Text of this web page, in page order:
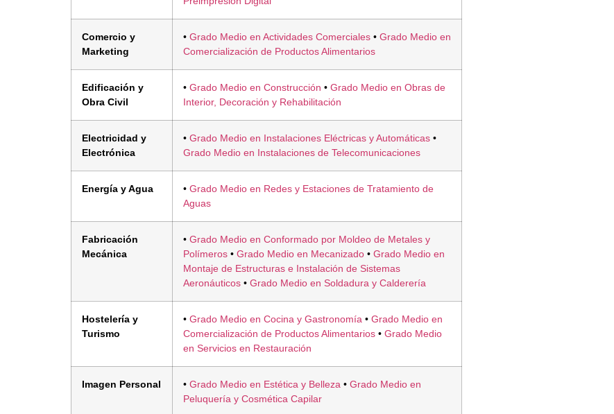
Comercio y
Marketing
• Grado Medio en Actividades Comerciales • Grado Medio en
Comercialización de Productos Alimentarios
Edificación y
Obra Civil
• Grado Medio en Construcción • Grado Medio en Obras de
Interior, Decoración y Rehabilitación
Electricidad y
Electrónica
• Grado Medio en Instalaciones Eléctricas y Automáticas •
Grado Medio en Instalaciones de Telecomunicaciones
Energía y Agua • Grado Medio en Redes y Estaciones de Tratamiento de
Aguas
Fabricación
Mecánica
• Grado Medio en Conformado por Moldeo de Metales y
Polímeros • Grado Medio en Mecanizado • Grado Medio en
Montaje de Estructuras e Instalación de Sistemas
Aeronáuticos • Grado Medio en Soldadura y Calderería
Hostelería y
Turismo
• Grado Medio en Cocina y Gastronomía • Grado Medio en
Comercialización de Productos Alimentarios • Grado Medio
en Servicios en Restauración
Imagen Personal • Grado Medio en Estética y Belleza • Grado Medio en
Peluquería y Cosmética Capilar